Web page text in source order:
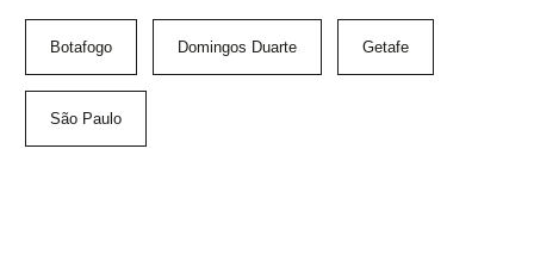
Botafogo Domingos Duarte Getafe
São Paulo